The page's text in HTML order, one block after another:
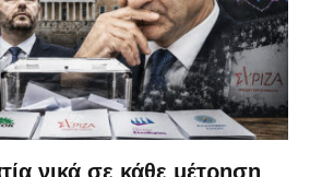
νικά σε κάθε μέτρηση